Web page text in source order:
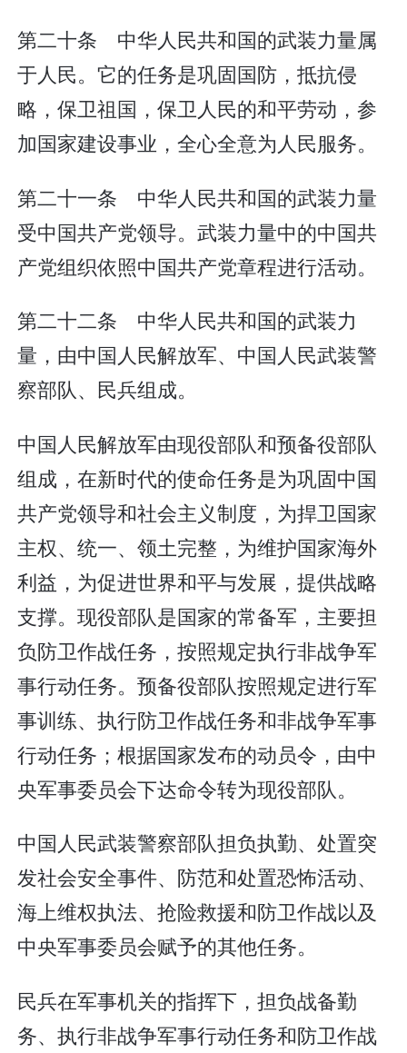
第二十条 中华人民共和国的武装力量属
于人民。它的任务是巩固国防，抵抗侵
略，保卫祖国，保卫人民的和平劳动，参
加国家建设事业，全心全意为人民服务。
第二十一条 中华人民共和国的武装力量
受中国共产党领导。武装力量中的中国共
产党组织依照中国共产党章程进行活动。
第二十二条 中华人民共和国的武装力
量，由中国人民解放军、中国人民武装警
察部队、民兵组成。
中国人民解放军由现役部队和预备役部队
组成，在新时代的使命任务是为巩固中国
共产党领导和社会主义制度，为捍卫国家
主权、统一、领土完整，为维护国家海外
利益，为促进世界和平与发展，提供战略
支撑。现役部队是国家的常备军，主要担
负防卫作战任务，按照规定执行非战争军
事行动任务。预备役部队按照规定进行军
事训练、执行防卫作战任务和非战争军事
行动任务；根据国家发布的动员令，由中
央军事委员会下达命令转为现役部队。
中国人民武装警察部队担负执勤、处置突
发社会安全事件、防范和处置恐怖活动、
海上维权执法、抢险救援和防卫作战以及
中央军事委员会赋予的其他任务。
民兵在军事机关的指挥下，担负战备勤
务、执行非战争军事行动任务和防卫作战